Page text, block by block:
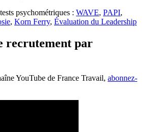
psychométriques : WAVE, PAPI,
, Korn Ferry, Évaluation du Leadership
recrutement par
YouTube de France Travail, abonnez-